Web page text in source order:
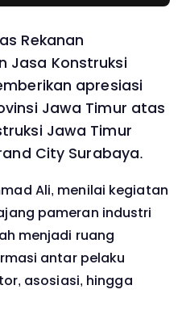
Rekanan
Jasa Konstruksi
apresiasi
Jawa Timur atas
Jawa Timur
City Surabaya.
Ali, menilai kegiatan
pameran industri
menjadi ruang
antar pelaku
asosiasi, hingga